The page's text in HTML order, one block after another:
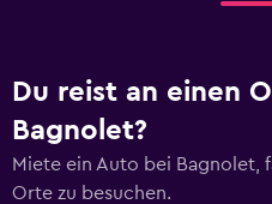
Du reist an einen
Bagnolet?
Miete ein Auto bei Bagnolet,
Orte zu besuchen.